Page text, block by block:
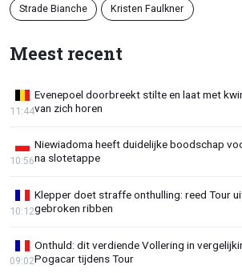
Strade Bianche Kristen Faulkner
Meest recent
Evenepoel doorbreekt stilte en laat met
van zich horen
11:44
Niewiadoma heeft duidelijke boodschap
na slotetappe
10:56
Klepper doet straffe onthulling: reed Tour
gebroken ribben
10:12
Onthuld: dit verdiende Vollering in
Pogacar tijdens Tour
09:02